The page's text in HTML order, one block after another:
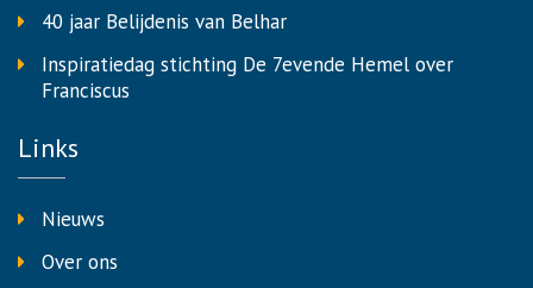
40 jaar Belijdenis van Belhar
Inspiratiedag stichting De 7evende Hemel over
Franciscus
Links
Nieuws
Over ons